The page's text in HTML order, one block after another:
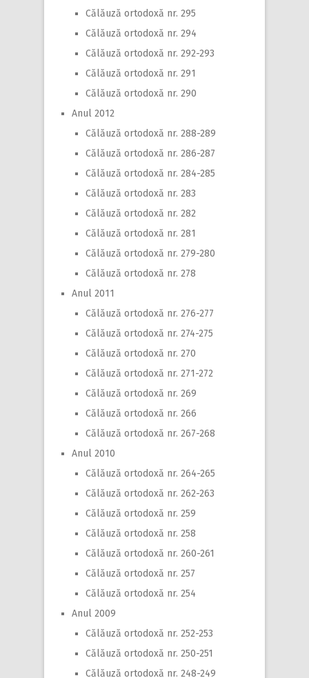
Călăuză ortodoxă nr. 295
Călăuză ortodoxă nr. 294
Călăuză ortodoxă nr. 292-293
Călăuză ortodoxă nr. 291
Călăuză ortodoxă nr. 290
Anul 2012
Călăuză ortodoxă nr. 288-289
Călăuză ortodoxă nr. 286-287
Călăuză ortodoxă nr. 284-285
Călăuză ortodoxă nr. 283
Călăuză ortodoxă nr. 282
Călăuză ortodoxă nr. 281
Călăuză ortodoxă nr. 279-280
Călăuză ortodoxă nr. 278
Anul 2011
Călăuză ortodoxă nr. 276-277
Călăuză ortodoxă nr. 274-275
Călăuză ortodoxă nr. 270
Călăuză ortodoxă nr. 271-272
Călăuză ortodoxă nr. 269
Călăuză ortodoxă nr. 266
Călăuză ortodoxă nr. 267-268
Anul 2010
Călăuză ortodoxă nr. 264-265
Călăuză ortodoxă nr. 262-263
Călăuză ortodoxă nr. 259
Călăuză ortodoxă nr. 258
Călăuză ortodoxă nr. 260-261
Călăuză ortodoxă nr. 257
Călăuză ortodoxă nr. 254
Anul 2009
Călăuză ortodoxă nr. 252-253
Călăuză ortodoxă nr. 250-251
Călăuză ortodoxă nr. 248-249